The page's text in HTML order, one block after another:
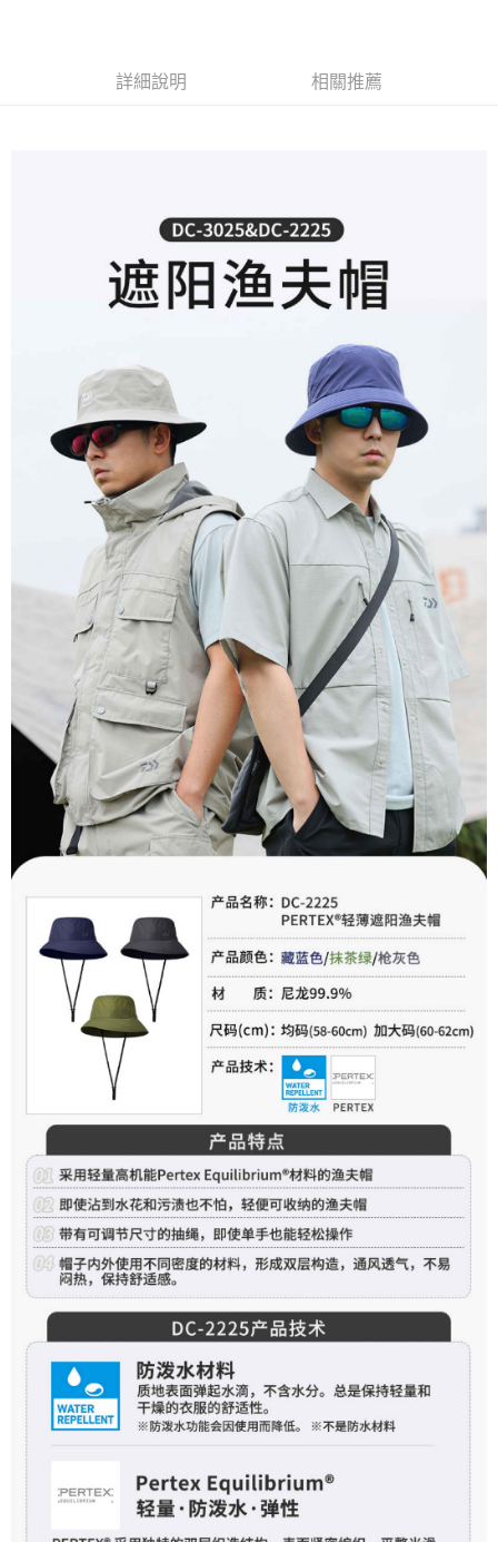
法說明評估內容。
1.本服務係由「台灣大哥大股份有限公司」（以下簡稱本公司）所提供，讓
用戶於交易時，得透過本服務購買商品或服務，並由商店將買賣／分期付款
買賣價金債權讓與本公司後，依約使用本公司帳單繳交帳款。
2.基於同意付款使用「大哥付你分期」之契約關係目的，商店將以您的個人
由本公司與您本人進行分期帳單所需資料之確認、核對及更正。
3.完整用戶服務條款，請詳閱以下連結：
https://oppay.tw/userRule
２．便利：只要手機號碼，簡訊認證，即可結帳。
３．安心：先確認商品／服務後，再付款。
ATM／網路銀行／等多元方式進行付款，方視為交易完成。
購買商品的店家。未經商家同意取消之訂單仍視為有效，需透過AFTEE先享
後付繳納相關費用。
※ 交易是否成功請以「AFTEE先享後付 」之結帳頁面顯示為準，若有關於
https://netprotections.freshdesk.com/support/home
【注意事項】
１．透過由恩沛科技股份有限公司提供之「AFTEE先享後付」服務完成之交
易，需依本服務之必要範圍內提供個人資料，並將交易相關給付款項請求債
權轉讓予恩沛科技股份有限公司。
２．關於個人資料處理事宜，請瀏覽以下網址：
https://aftee.tw/terms/#terms3
３．未成年的使用者請事先徵得法定代理人或監護人之同意方可使用
「AFTEE先享後付」，若未經同意申辦者引起之損失，本公司不負相關責
４．使用「AFTEE先享後付」時，將依據個別帳號之用戶狀況，依本公司即
時審查核予不同之上限額度；若仍有額度不足之情形，本公司將視審查結果
請求用戶進行身份認證。
５．嚴禁一人註冊多個帳號或使用他人資訊註冊。若發現惡意使用之情形，
恩沛科技股份有限公司將有權停止該用戶之使用額度並採取法律行動。
每筆NT$60，滿NT$1,200(含以上)免運費
7-11取貨付款
每筆NT$60，滿NT$1,200(含以上)免運費
每筆NT$60，滿NT$1,200(含以上)免運費
一般宅配（門市自取請勿下單，請聯繫客服）
每筆NT$100，滿NT$2,000(含以上)免運費
離島一般宅配
每筆NT$200，滿NT$2,000(含以上)免運費
貨到付款（門市自取請勿下單，請聯繫客服）
每筆NT$200，滿NT$3,000(含以上)免運費
詳細說明 相關推薦